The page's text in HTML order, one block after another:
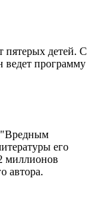
пятерых детей. С
ведет программу
"Вредным
его
миллионов
автора.